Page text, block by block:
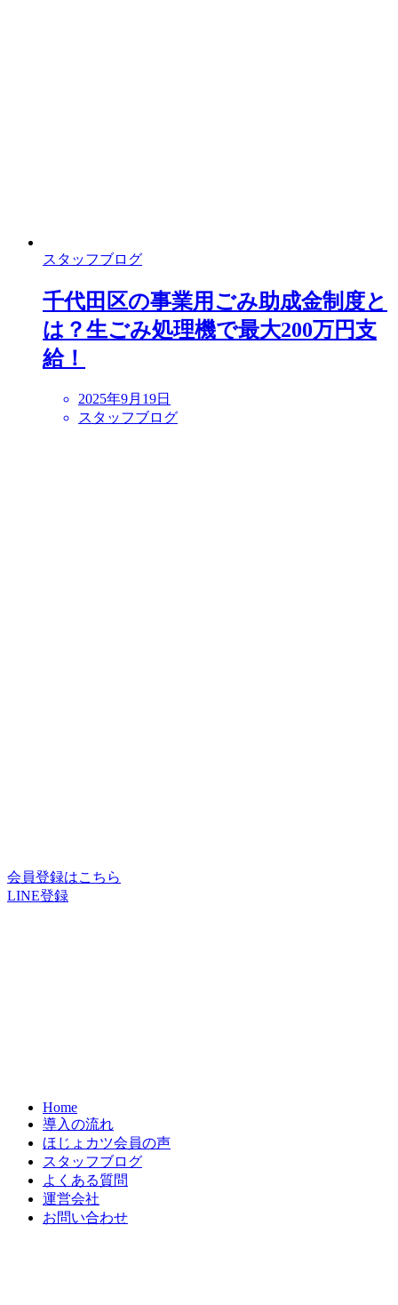
スタッフブログ
千代田区の事業用ごみ助成金制度と
は？生ごみ処理機で最大200万円支
給！
2025年9月19日
スタッフブログ
会員登録はこちら
LINE登録
Home
導入の流れ
ほじょカツ会員の声
スタッフブログ
よくある質問
運営会社
お問い合わせ